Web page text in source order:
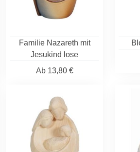
Familie Nazareth mit
Jesukind lose
Ab13,80 €